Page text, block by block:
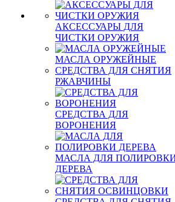
АКСЕССУАРЫ ДЛЯ
ЧИСТКИ ОРУЖИЯ
МАСЛА ОРУЖЕЙНЫЕ
СРЕДСТВА ДЛЯ СНЯТИЯ
РЖАВЧИНЫ
СРЕДСТВА ДЛЯ
ВОРОНЕНИЯ
МАСЛА ДЛЯ
ДЕРЕВА